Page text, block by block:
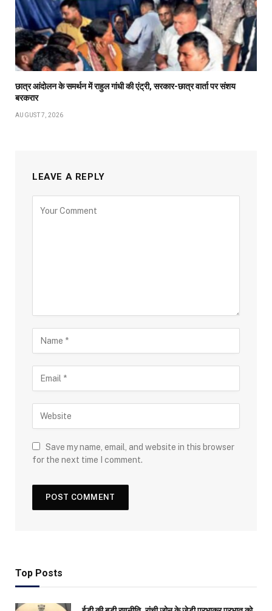
छात्र आंदोलन के समर्थन में राहुल गांधी की एंट्री, सरकार-छात्र वार्ता पर संशय
बरकरार
AUGUST 7, 2026
LEAVE A REPLY
Save my name, email, and website in this browser
for the next time I comment.
Top Posts